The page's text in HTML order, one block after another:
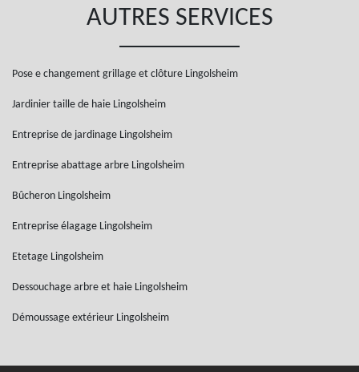
AUTRES SERVICES
Pose e changement grillage et clôture Lingolsheim
Jardinier taille de haie Lingolsheim
Entreprise de jardinage Lingolsheim
Entreprise abattage arbre Lingolsheim
Bûcheron Lingolsheim
Entreprise élagage Lingolsheim
Etetage Lingolsheim
Dessouchage arbre et haie Lingolsheim
Démoussage extérieur Lingolsheim